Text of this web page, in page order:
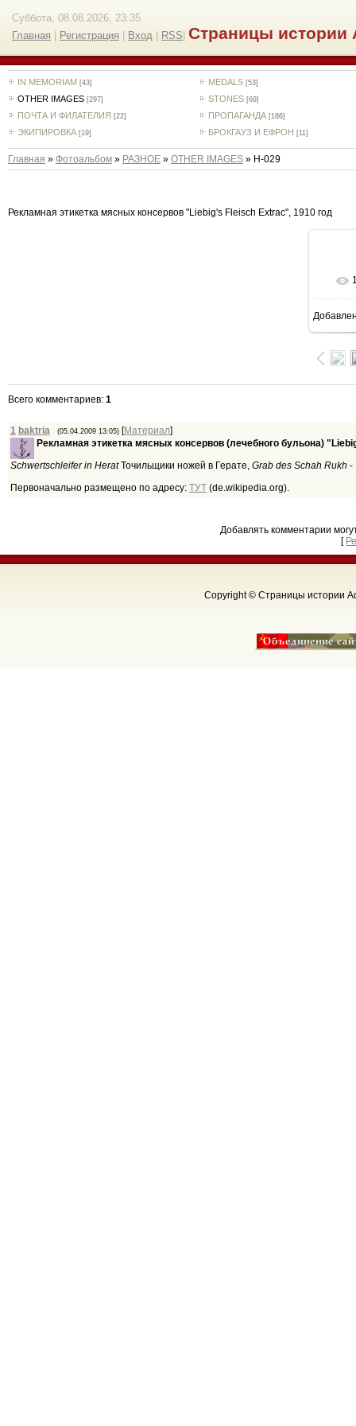
Суббота, 08.08.2026, 23:35
Главная
Регистрация Вход RSS Страницы истории
IN MEMORIAM [43] MEDALS [53]
OTHER IMAGES [297] STONES [69]
ПОЧТА И ФИЛАТЕЛИЯ [22] ПРОПАГАНДА [186]
ЭКИПИРОВКА [19] БРОКГАУЗ И ЕФРОН [11]
Главная » Фотоальбом» РАЗНОЕ» OTHER IMAGES» H-029
Рекламная этикетка мясных консервов "Liebig's Fleisch Extrac", 1910 год
Всего комментариев: 1
1 baktria (05.04.2009 13:05)[Материал]
Рекламная этикетка мясных консервов (лечебного бульона)
Schwertschleifer in HeratТочильщики ножей в Герате, Grab des Schah Rukh -
Первоначально размещено по адресу: ТУТ(de.wikipedia.org).
Добавлять комментарии
[
Copyright © Страницы истории